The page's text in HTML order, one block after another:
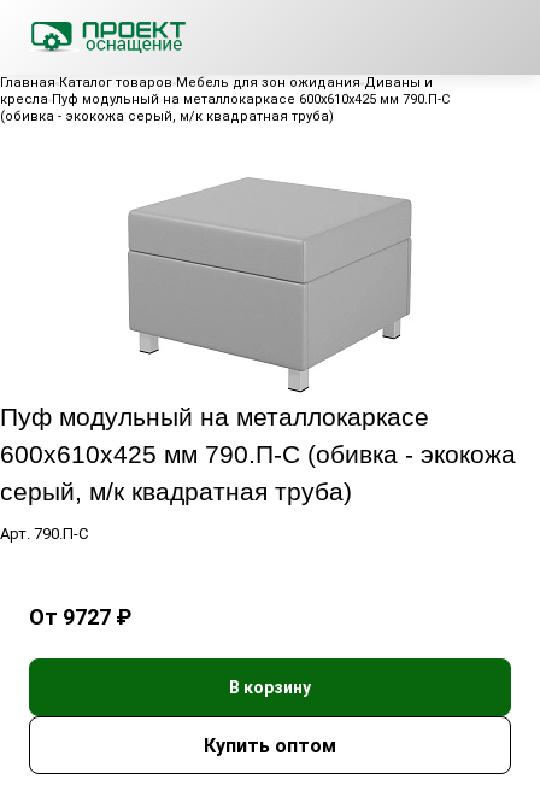
Главная Каталог товаров Мебель для зон ожидания Диваны и
кресла Пуф модульный на металлокаркасе 600х610х425 мм 790.П-С
(обивка - экокожа серый, м/к квадратная труба)
Пуф модульный на металлокаркасе
600х610х425 мм 790.П-С (обивка - экокожа
серый, м/к квадратная труба)
Арт. 790.П-С
От 9727 ₽
В корзину